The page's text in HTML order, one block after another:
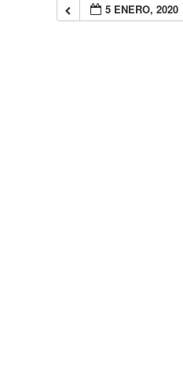
5 ENERO, 2020